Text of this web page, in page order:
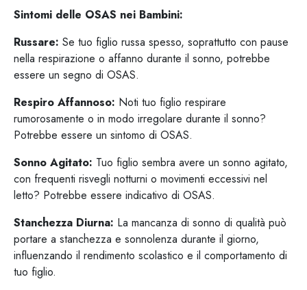
Sintomi delle OSAS nei Bambini:
Russare: Se tuo figlio russa spesso, soprattutto con pause
nella respirazione o affanno durante il sonno, potrebbe
essere un segno di OSAS.
Respiro Affannoso: Noti tuo figlio respirare
rumorosamente o in modo irregolare durante il sonno?
Potrebbe essere un sintomo di OSAS.
Sonno Agitato: Tuo figlio sembra avere un sonno agitato,
con frequenti risvegli notturni o movimenti eccessivi nel
letto? Potrebbe essere indicativo di OSAS.
Stanchezza Diurna: La mancanza di sonno di qualità può
portare a stanchezza e sonnolenza durante il giorno,
influenzando il rendimento scolastico e il comportamento di
tuo figlio.